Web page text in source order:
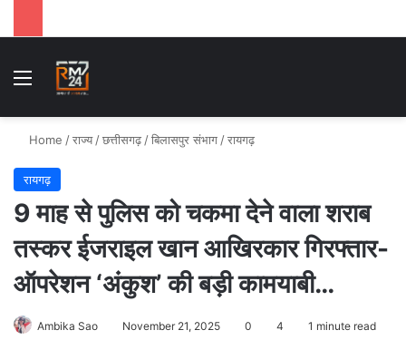
Menu
Home /राज्य /छत्तीसगढ़ /बिलासपुर संभाग /रायगढ़
रायगढ़
9 माह से पुलिस को चकमा देने वाला शराब
तस्कर ईजराइल खान आखिरकार गिरफ्तार-
ऑपरेशन ‘अंकुश’ की बड़ी कामयाबी…
Ambika Sao November 21, 2025 0 4 1 minute read